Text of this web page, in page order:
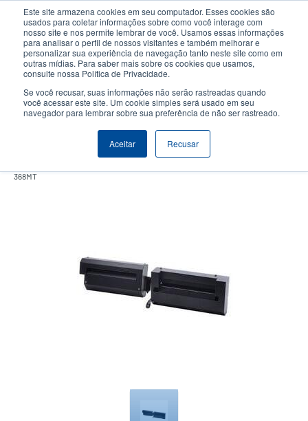
Este site armazena cookies em seu computador. Esses cookies são
usados para coletar informações sobre como você interage com
nosso site e nos permite lembrar de você. Usamos essas informações
para analisar o perfil de nossos visitantes e também melhorar e
personalizar sua experiência de navegação tanto neste site como em
outras mídias. Para saber mais sobre os cookies que usamos,
consulte nossa Política de Privacidade.
Se você recusar, suas informações não serão rastreadas quando
você acessar este site. Um cookie simples será usado em seu
navegador para lembrar sobre sua preferência de não ser rastreado.
Aceitar Recusar
conteúdo
principal
User
account
User
Header
Seletor de Produto Contactar Vendas
Cortador de alta resistência
368MT